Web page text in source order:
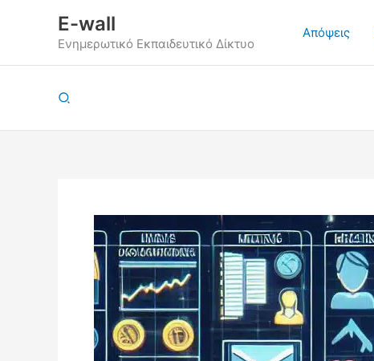
περιεχόμενο
E-wall
Ενημερωτικό Εκπαιδευτικό Δίκτυο
Απόψεις
Αναζήτηση